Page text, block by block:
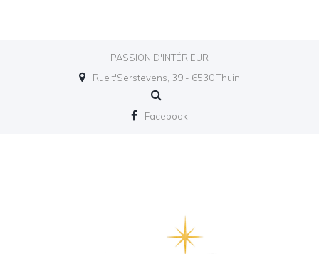
PASSION D'INTÉRIEUR
Rue t'Serstevens, 39 - 6530 Thuin
Facebook